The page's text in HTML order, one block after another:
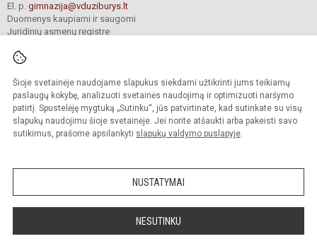
Šioje svetainėje naudojame slapukus siekdami užtikrinti jums teikiamų
paslaugų kokybę, analizuoti svetainės naudojimą ir optimizuoti naršymo
patirtį. Spustelėję mygtuką „Sutinku“, jūs patvirtinate, kad sutinkate su visų
slapukų naudojimu šioje svetainėje. Jei norite atšaukti arba pakeisti savo
sutikimus, prašome apsilankyti slapukų valdymo puslapyje.
NUSTATYMAI
NESUTINKU
El. p. gimnazija@vduziburys.lt
Duomenys kaupiami ir saugomi
Juridinių asmenų registre
© 2024. VDU Šakių „Žiburio“ gimnazija. Visos teisės saugomos.
Kopijuoti turinį be raštiško gimnazijos sutikimo griežtai draudžiama.